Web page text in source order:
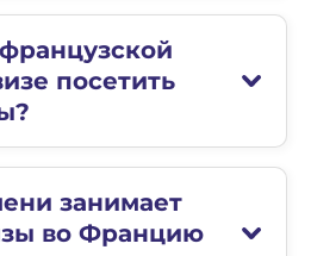
посетить
занимает
во Францию